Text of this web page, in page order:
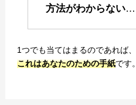
方法がわからない…
1つでも当てはまるのであれば、
これはあなたのための手紙です。